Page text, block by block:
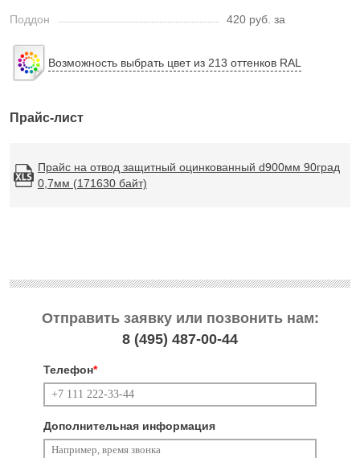
Поддон 420 руб. за
Возможность выбрать цвет из 213 оттенков RAL
Прайс-лист
Прайс на отвод защитный оцинкованный d900мм 90град
0,7мм (171630 байт)
Отправить заявку или позвонить нам:
8 (495) 487-00-44
Телефон*
Дополнительная информация